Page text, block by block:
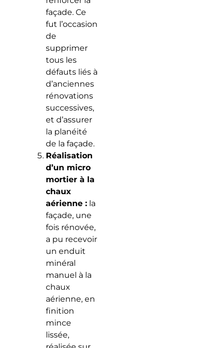
façade. Ce
fut l’occasion
de
supprimer
tous les
défauts liés à
d’anciennes
rénovations
successives,
et d’assurer
la planéité
de la façade.
Réalisation
d’un micro
mortier à la
chaux
aérienne :la
façade, une
fois rénovée,
a pu recevoir
un enduit
minéral
manuel à la
chaux
aérienne, en
finition
mince
lissée,